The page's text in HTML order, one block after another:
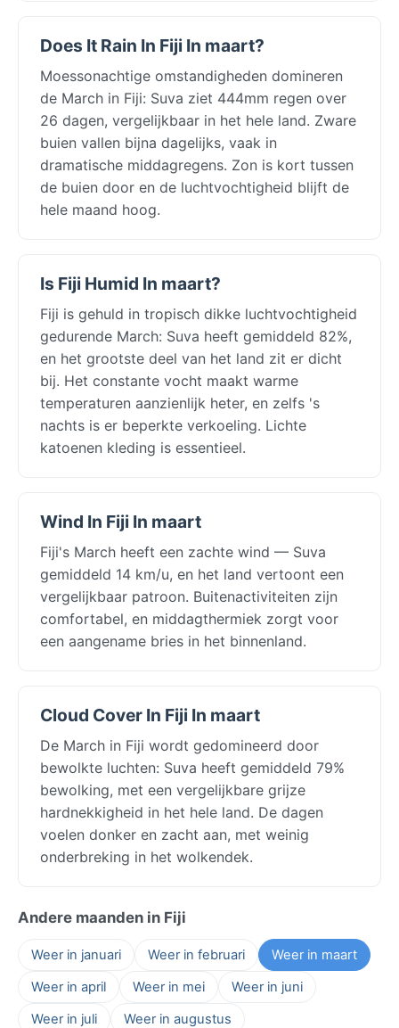
Does It Rain In Fiji In maart?
Moessonachtige omstandigheden domineren
de March in Fiji: Suva ziet 444mm regen over
26 dagen, vergelijkbaar in het hele land. Zware
buien vallen bijna dagelijks, vaak in
dramatische middagregens. Zon is kort tussen
de buien door en de luchtvochtigheid blijft de
hele maand hoog.
Is Fiji Humid In maart?
Fiji is gehuld in tropisch dikke luchtvochtigheid
gedurende March: Suva heeft gemiddeld 82%,
en het grootste deel van het land zit er dicht
bij. Het constante vocht maakt warme
temperaturen aanzienlijk heter, en zelfs 's
nachts is er beperkte verkoeling. Lichte
katoenen kleding is essentieel.
Wind In Fiji In maart
Fiji's March heeft een zachte wind — Suva
gemiddeld 14 km/u, en het land vertoont een
vergelijkbaar patroon. Buitenactiviteiten zijn
comfortabel, en middagthermiek zorgt voor
een aangename bries in het binnenland.
Cloud Cover In Fiji In maart
De March in Fiji wordt gedomineerd door
bewolkte luchten: Suva heeft gemiddeld 79%
bewolking, met een vergelijkbare grijze
hardnekkigheid in het hele land. De dagen
voelen donker en zacht aan, met weinig
onderbreking in het wolkendek.
Andere maanden in Fiji
Weer in januari Weer in februari
Weer in maart
Weer in april
Weer in mei
Weer in juni
Weer in juli
Weer in augustus